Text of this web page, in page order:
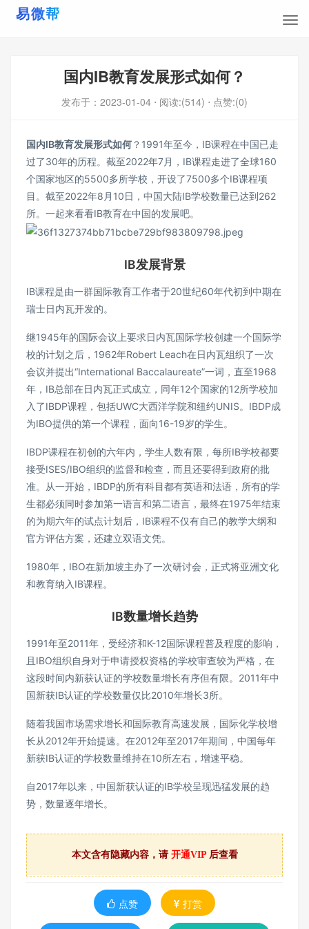
国内IB教育发展形式如何？
发布于： 2023-01-04 ⋅ 阅读:(514) ⋅ 点赞:(0)
国内IB教育发展形式如何 ？1991年至今，IB课程在中国已走
过了30年的历程。截至2022年7月，IB课程走进了全球160
个国家地区的5500多所学校，开设了7500多个IB课程项
目。截至2022年8月10日，中国大陆IB学校数量已达到262
所。一起来看看IB教育在中国的发展吧。
IB发展背景
IB课程是由一群国际教育工作者于20世纪60年代初到中期在
瑞士日内瓦开发的。
继1945年的国际会议上要求日内瓦国际学校创建一个国际学
校的计划之后，1962年Robert Leach在日内瓦组织了一次
会议并提出“International Baccalaureate”一词，直至1968
年，IB总部在日内瓦正式成立，同年12个国家的12所学校加
入了IBDP课程，包括UWC大西洋学院和纽约UNIS。IBDP成
为IBO提供的第一个课程，面向16-19岁的学生。
IBDP课程在初创的六年内，学生人数有限，每所IB学校都要
接受ISES/IBO组织的监督和检查，而且还要得到政府的批
准。从一开始，IBDP的所有科目都有英语和法语，所有的学
生都必须同时参加第一语言和第二语言，最终在1975年结束
的为期六年的试点计划后，IB课程不仅有自己的教学大纲和
官方评估方案，还建立双语文凭。
1980年，IBO在新加坡主办了一次研讨会，正式将亚洲文化
和教育纳入IB课程。
IB数量增长趋势
1991年至2011年，受经济和K-12国际课程普及程度的影响，
且IBO组织自身对于申请授权资格的学校审查较为严格，在
这段时间内新获认证的学校数量增长有序但有限。2011年中
国新获IB认证的学校数量仅比2010年增长3所。
随着我国市场需求增长和国际教育高速发展，国际化学校增
长从2012年开始提速。在2012年至2017年期间，中国每年
新获IB认证的学校数量维持在10所左右，增速平稳。
自2017年以来，中国新获认证的IB学校呈现迅猛发展的趋
势，数量逐年增长。
其中，2020年中国新获认证的IB学校数量达到32所，是历史
最高值。中国获认证的IB学校在2017年至2021年间实现了迅
猛发展，这与IB成绩认可度升高、选择IB课程的学生和学校
2021年在中国224所IBO授权学校中，民办学校共145所，占
本文含有隐藏内容，请开通VIP 后查看
点赞 打赏